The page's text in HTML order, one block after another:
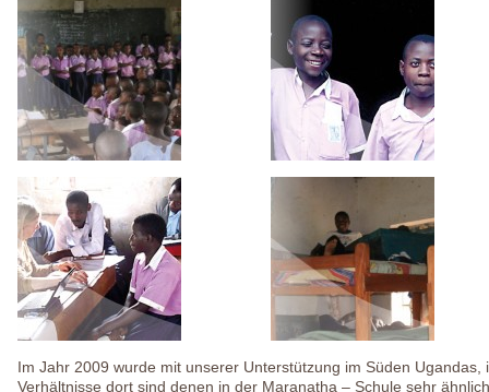
Im Jahr 2009 wurde mit unserer Unterstützung im Süden
Verhältnisse dort sind denen in der Maranatha – Schule sehr